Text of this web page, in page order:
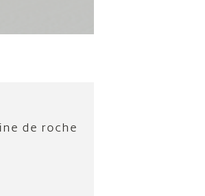
de roche